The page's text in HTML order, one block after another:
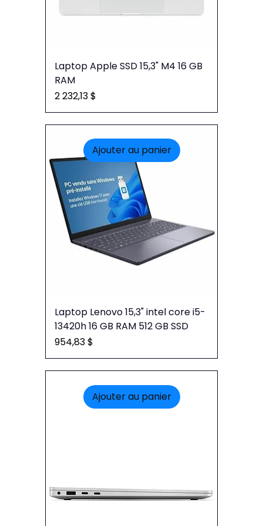
Laptop Apple SSD 15,3" M4 16 GB
RAM
Prix
2 232,13 $
Ajouter au panier
Laptop Lenovo 15,3" intel core i5-
13420h 16 GB RAM 512 GB SSD
Prix
954,83 $
Ajouter au panier